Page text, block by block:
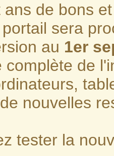
de bons
sera
au 1er
complète de
nouvelles
tester la